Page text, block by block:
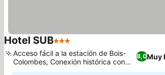
Hotel SUB3 Estrellas
8,0Muy
Acceso fácil a la estación de Bois-
Colombes, Conexión histórica con
Louis Vuitton